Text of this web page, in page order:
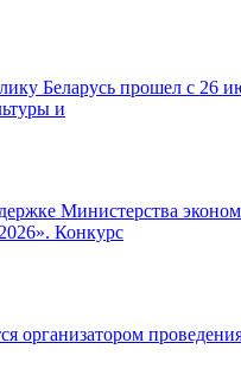
Беларусь прошел с
и
Министерства
Конкурс
организатором